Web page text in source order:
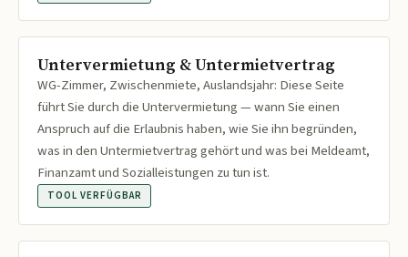
Untervermietung & Untermietvertrag
WG-Zimmer, Zwischenmiete, Auslandsjahr: Diese Seite
führt Sie durch die Untervermietung — wann Sie einen
Anspruch auf die Erlaubnis haben, wie Sie ihn begründen,
was in den Untermietvertrag gehört und was bei Meldeamt,
Finanzamt und Sozialleistungen zu tun ist.
TOOL VERFÜGBAR